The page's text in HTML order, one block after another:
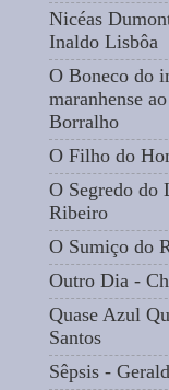
Nicéas
Inaldo Lisbôa
O Boneco do
maranhense
Borralho
O Filho do
O Segredo
Ribeiro
O Sumiço do
Outro Dia -
Quase Azul
Santos
Sêpsis -